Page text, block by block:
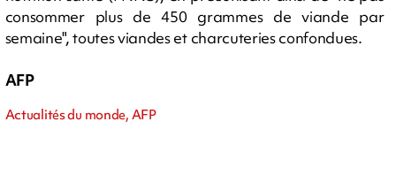
consommer plus de 450 grammes de viande par
semaine", toutes viandes et charcuteries confondues.
AFP
Actualités du monde, AFP